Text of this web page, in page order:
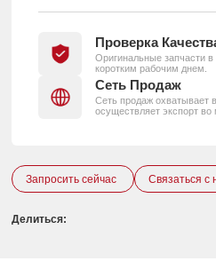
Проверка
Оригинальные запчасти
коротким рабочим днем.
Сеть Продаж
Сеть продаж охватывает
осуществляет экспорт во
Запросить сейчас Связаться с
Делиться: